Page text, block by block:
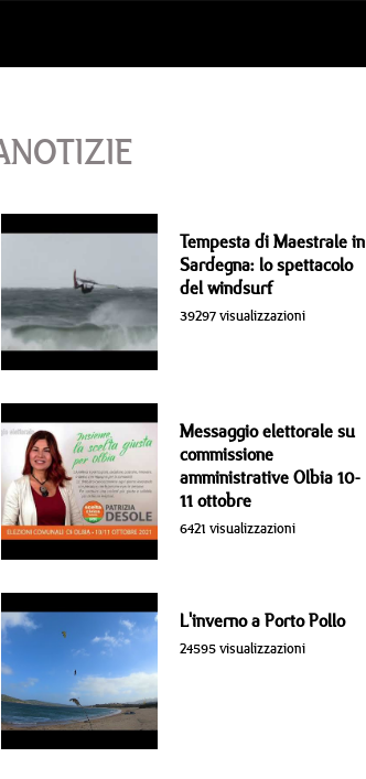
Tempesta di Maestrale in
Sardegna: lo spettacolo
del windsurf
39297 visualizzazioni
Messaggio elettorale su
commissione
amministrative Olbia 10-
11 ottobre
6421 visualizzazioni
L'inverno a Porto Pollo
24595 visualizzazioni